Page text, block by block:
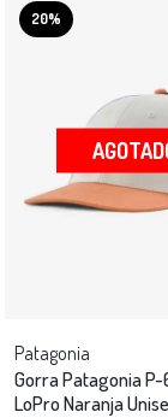
20%
Patagonia
Gorra Patagonia
LoPro Naranja